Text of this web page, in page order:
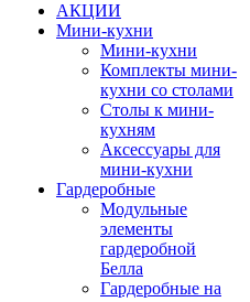
АКЦИИ
Мини-кухни
Мини-кухни
Комплекты мини-
кухни со столами
Столы к мини-
кухням
Аксессуары для
мини-кухни
Гардеробные
Модульные
элементы
гардеробной
Белла
Гардеробные на